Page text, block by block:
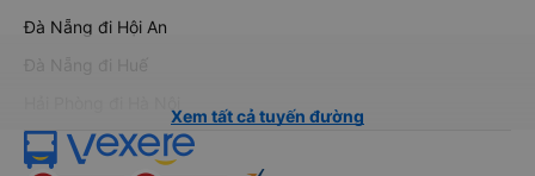
Đà Nẵng đi Hội An
Đà Nẵng đi Huế
Xem tất cả tuyến đường